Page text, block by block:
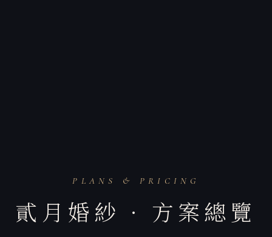
PLANS & PRICING
貳月婚紗 · 方案總覽